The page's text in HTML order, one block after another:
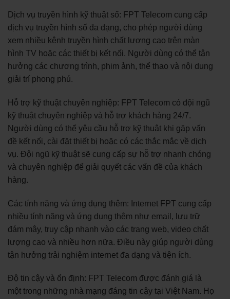
Dịch vụ truyền hình kỹ thuật số: FPT Telecom cung cấp
dịch vụ truyền hình số đa dạng, cho phép người dùng
xem nhiều kênh truyền hình chất lượng cao trên màn
hình TV hoặc các thiết bị kết nối. Người dùng có thể tận
hưởng các chương trình, phim ảnh, thể thao và nội dung
giải trí phong phú.
Hỗ trợ kỹ thuật chuyên nghiệp: FPT Telecom có đội ngũ
kỹ thuật chuyên nghiệp và hỗ trợ khách hàng 24/7.
Người dùng có thể yêu cầu hỗ trợ kỹ thuật khi gặp vấn
đề kết nối, cài đặt thiết bị hoặc có các thắc mắc về dịch
vụ. Đội ngũ kỹ thuật sẽ cung cấp sự hỗ trợ nhanh chóng
và chuyên nghiệp để giải quyết các vấn đề của khách
hàng.
Các tính năng và ứng dụng thêm: Internet FPT cung cấp
nhiều tính năng và ứng dụng thêm như email, lưu trữ
đám mây, truy cập nhanh vào các trang web, video chất
lượng cao và nhiều hơn nữa. Điều này giúp người dùng
tận hưởng trải nghiệm internet đa dạng và tiện ích.
Độ tin cậy và ổn định: FPT Telecom được đánh giá là
một trong những nhà mạng đáng tin cậy tại Việt Nam. Họ